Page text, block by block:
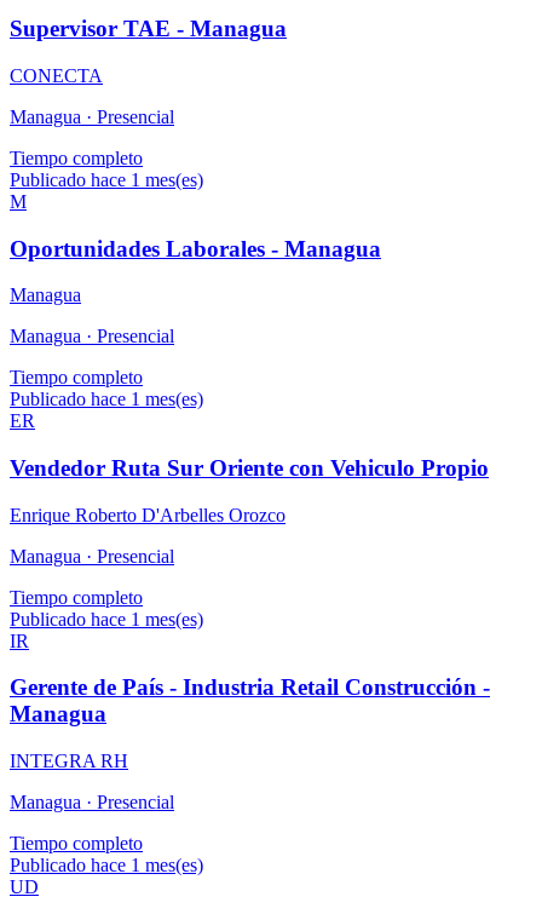
Supervisor TAE - Managua
CONECTA
Managua · Presencial
Tiempo completo
Publicado hace 1 mes(es)
M
Oportunidades Laborales - Managua
Managua
Managua · Presencial
Tiempo completo
Publicado hace 1 mes(es)
ER
Vendedor Ruta Sur Oriente con Vehiculo Propio
Enrique Roberto D'Arbelles Orozco
Managua · Presencial
Tiempo completo
Publicado hace 1 mes(es)
IR
Gerente de País - Industria Retail Construcción -
Managua
INTEGRA RH
Managua · Presencial
Tiempo completo
Publicado hace 1 mes(es)
UD